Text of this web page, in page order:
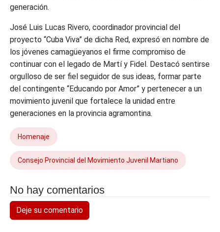
generación.
José Luis Lucas Rivero, coordinador provincial del
proyecto “Cuba Viva” de dicha Red, expresó en nombre de
los jóvenes camagüeyanos el firme compromiso de
continuar con el legado de Martí y Fidel. Destacó sentirse
orgulloso de ser fiel seguidor de sus ideas, formar parte
del contingente “Educando por Amor” y pertenecer a un
movimiento juvenil que fortalece la unidad entre
generaciones en la provincia agramontina.
Homenaje
Consejo Provincial del Movimiento Juvenil Martiano
No hay comentarios
Deje su comentario